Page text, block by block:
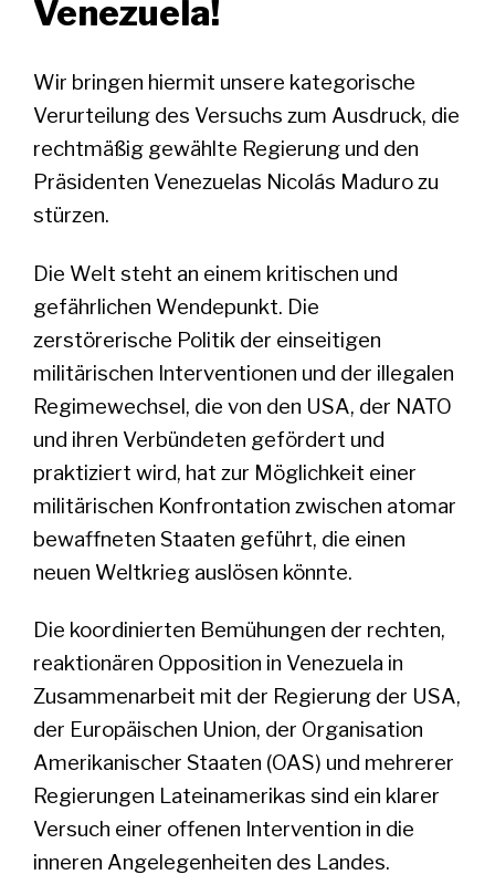
Venezuela!
Wir bringen hiermit unsere kategorische
Verurteilung des Versuchs zum Ausdruck, die
rechtmäßig gewählte Regierung und den
Präsidenten Venezuelas Nicolás Maduro zu
stürzen.
Die Welt steht an einem kritischen und
gefährlichen Wendepunkt. Die
zerstörerische Politik der einseitigen
militärischen Interventionen und der illegalen
Regimewechsel, die von den USA, der NATO
und ihren Verbündeten gefördert und
praktiziert wird, hat zur Möglichkeit einer
militärischen Konfrontation zwischen atomar
bewaffneten Staaten geführt, die einen
neuen Weltkrieg auslösen könnte.
Die koordinierten Bemühungen der rechten,
reaktionären Opposition in Venezuela in
Zusammenarbeit mit der Regierung der USA,
der Europäischen Union, der Organisation
Amerikanischer Staaten (OAS) und mehrerer
Regierungen Lateinamerikas sind ein klarer
Versuch einer offenen Intervention in die
inneren Angelegenheiten des Landes.